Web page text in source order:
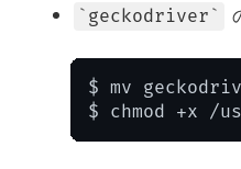
geckodriver
$ mv
$ chmod +x /